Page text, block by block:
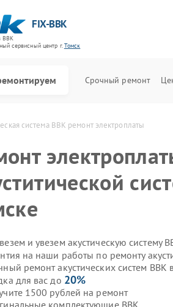
FIX-BBK
BBK
cервисный центр г.Томск
Срочный ремонт
система BBK ремонт электроплаты
и увезем акустическую систему
на наши работы по ремонту
ремонт акустических систем BBK
для вас до 20%
1500 рублей на ремонт
комплектующие BBK